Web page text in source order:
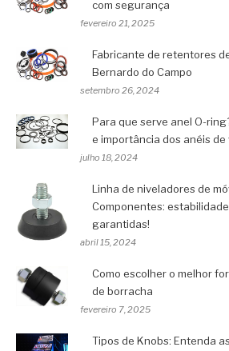
com segurança
fevereiro 21, 2025
Fabricante de retentores
Bernardo do Campo
setembro 26, 2024
Para que serve anel O-
e importância dos anéis de
julho 18, 2024
Linha de niveladores de
Componentes:
garantidas!
abril 15, 2024
Como escolher o melhor
de borracha
fevereiro 7, 2025
Tipos de Knobs: Entenda